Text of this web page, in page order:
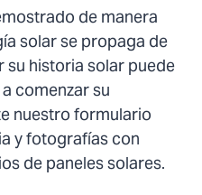
de manera
solar se propaga de
historia solar puede
comenzar su
nuestro formulario
y fotografías con
de paneles solares.